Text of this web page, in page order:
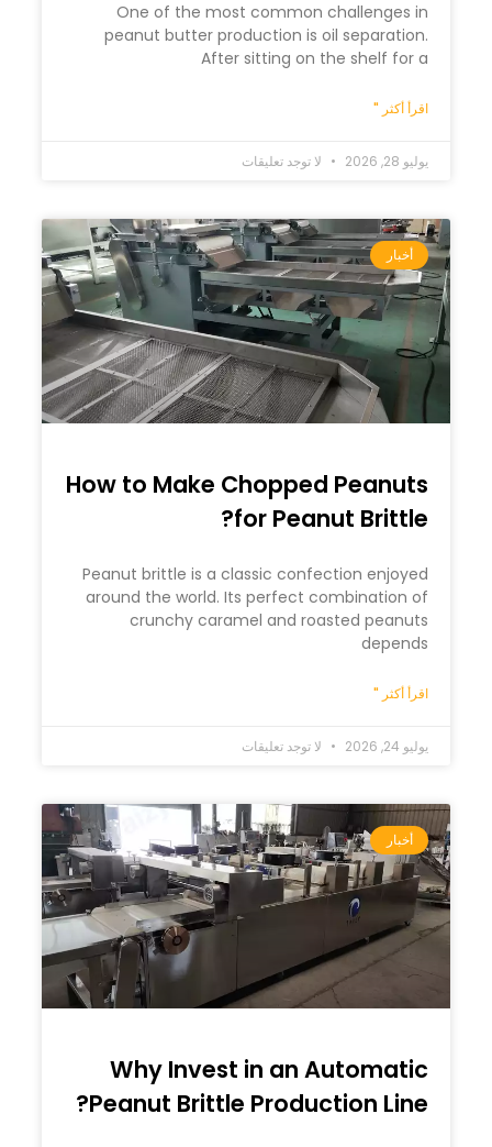
One of the most common challenges in
peanut butter production is oil separation.
After sitting on the shelf for a
اقرأ أكثر "
يوليو 28, 2026 لا توجد تعليقات
أخبار
How to Make Chopped Peanuts
for Peanut Brittle?
Peanut brittle is a classic confection enjoyed
around the world. Its perfect combination of
crunchy caramel and roasted peanuts
depends
اقرأ أكثر "
يوليو 24, 2026 لا توجد تعليقات
أخبار
Why Invest in an Automatic
Peanut Brittle Production Line?